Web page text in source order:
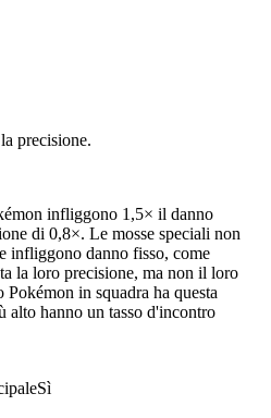
precisione.
infliggono 1,5× il danno
di 0,8×. Le mosse speciali non
infliggono danno fisso, come
la loro precisione, ma non il loro
in squadra ha questa
hanno un tasso d'incontro
Sì